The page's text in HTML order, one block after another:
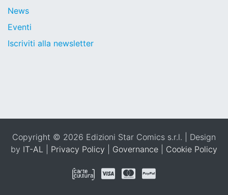
News
Eventi
Iscriviti alla newsletter
Copyright © 2026 Edizioni Star Comics s.r.l. | Design
by IT-AL Privacy Policy Governance Cookie Policy